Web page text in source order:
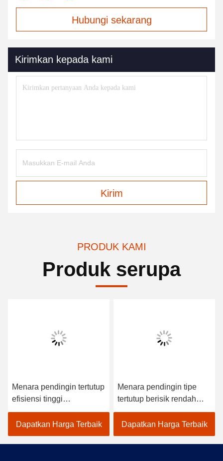
Hubungi sekarang
Kirimkan kepada kami
Kirim
PRODUK KAMI
Produk serupa
Menara pendingin tertutup
efisiensi tinggi
Pemanasan frekuensi
menengah
Dapatkan Harga Terbaik
Menara pendingin tipe
tertutup berisik rendah
Konsumsi air rendah
untuk tungku induksi
Dapatkan Harga Terbaik